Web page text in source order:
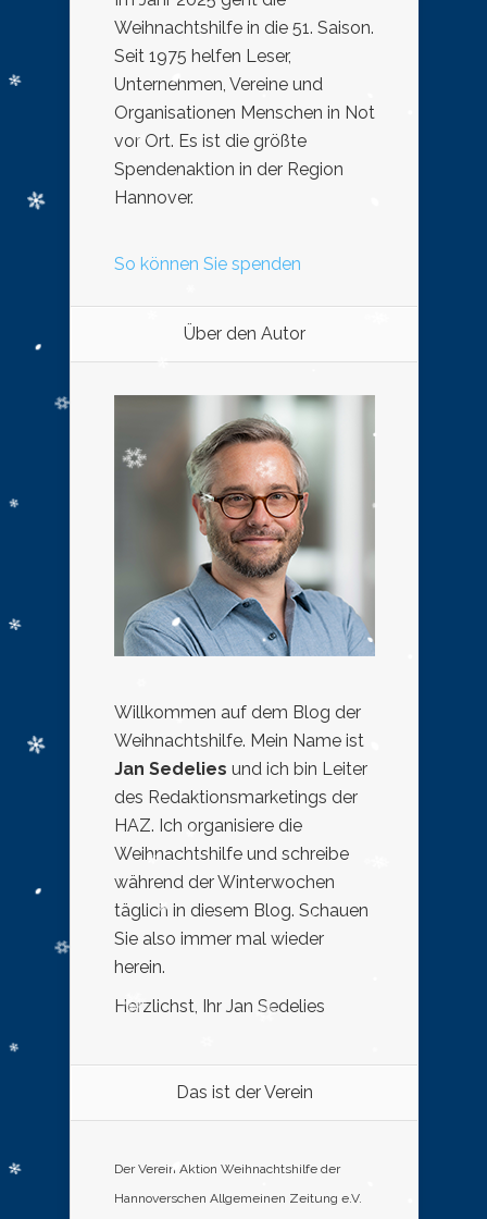
Weihnachtshilfe in die 51. Saison.
Seit 1975 helfen Leser,
Unternehmen, Vereine und
Organisationen Menschen in Not
vor Ort. Es ist die größte
Spendenaktion in der Region
Hannover.
So können Sie spenden
Über den Autor
Willkommen auf dem Blog der
Weihnachtshilfe. Mein Name ist
Jan Sedelies und ich bin Leiter
des Redaktionsmarketings der
HAZ. Ich organisiere die
Weihnachtshilfe und schreibe
während der Winterwochen
täglich in diesem Blog. Schauen
Sie also immer mal wieder
herein.
Herzlichst, Ihr Jan Sedelies
Das ist der Verein
Der Verein Aktion Weihnachtshilfe der
Hannoverschen Allgemeinen Zeitung e.V.